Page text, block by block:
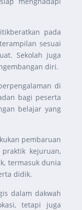
pada
sesuai
Sekolah juga
diri.
di
bagi peserta
belajar yang
pembaruan
kejuruan,
termasuk dunia
didik.
dalam dakwah
tetapi juga